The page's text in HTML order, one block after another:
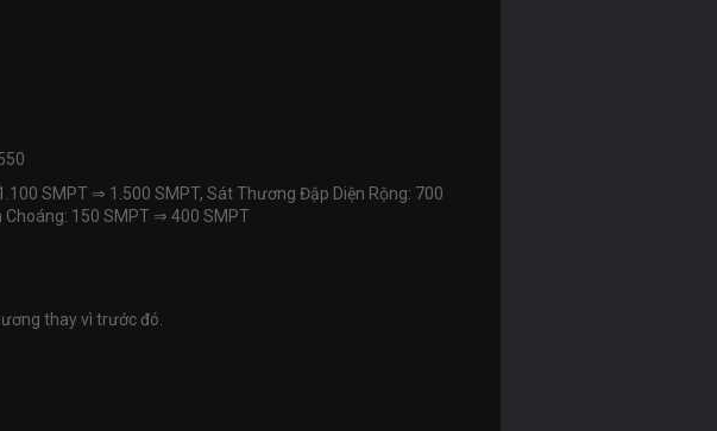
SMPT ⇒ 1.500 SMPT, Sát Thương Đập Diện Rộng: 700
150 SMPT ⇒ 400 SMPT
thay vì trước đó.